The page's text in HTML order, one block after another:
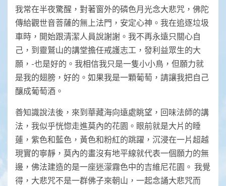
我常在半夜驚醒，對著窗外的磷色月光念大悲咒，佛陀
傳給觀世音菩薩的無上法門，安定心神。我在追逐垃圾
車時，開始跟清潔人員說謝謝。我不再永遠只關心自
己，到靈鷲山的講堂擔任戒護志工，發利益眾生的大
願，-也是好的。我相信我只是一隻小小鳥，但願力就
是我的翅膀，好的。如果我是一顆葡萄，請讓我把自己
釀成葡萄酒。
善知識說法後，來到華藏海向遠處眺望，回味法師的講
法，我似乎恍惚走進莫內的花園。眼前就是大片的睡
蓮，紫色和藍色，黃色和粉紅的跳躍，沉浸在一片超越
現實的寧靜，莫內的畫沒有地平線就代表一個願力的無
邊，佛法建造的是一座迷濛霧色中的吉維尼花園。 我覺
得，大悲咒不是一群佛子來朝山，一起念誦大悲咒而